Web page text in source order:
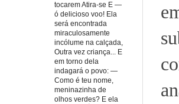
tocarem Atira-se E —
ó delicioso voo! Ela
será encontrada
miraculosamente
incólume na calçada,
Outra vez criança... E
em torno dela
indagará o povo: —
Como é teu nome,
meninazinha de
olhos verdes? E ela